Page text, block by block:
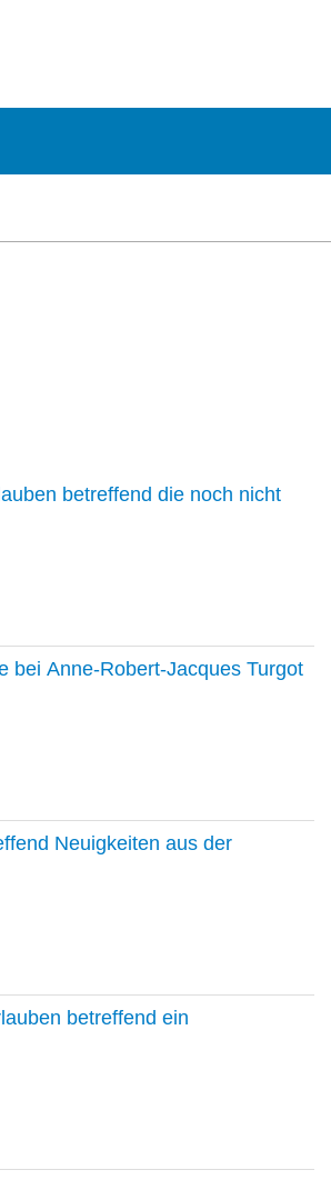
betreffend die noch nicht
bei Anne-Robert-Jacques Turgot
Neuigkeiten aus der
betreffend ein